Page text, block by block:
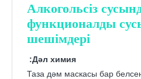
Алкогольсіз
функционалды
шешімдері
Дәл химия:
Таза дәм маскасы бар